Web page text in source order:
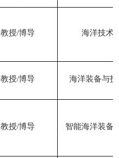
教授/博导 海洋技术
教授/博导 海洋装备与
教授/博导 智能海洋装备